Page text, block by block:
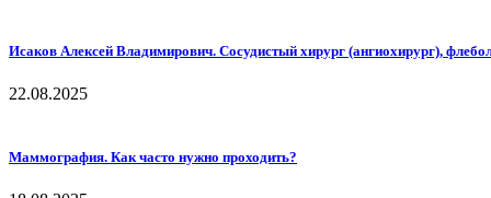
Исаков Алексей Владимирович. Сосудистый хирург (ангиохирург),
22.08.2025
Маммография. Как часто нужно проходить?